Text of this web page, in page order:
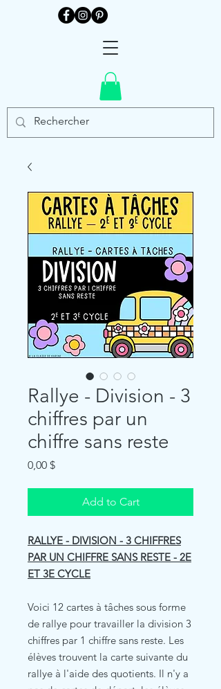
Rallye - Division - 3
chiffres par un
chiffre sans reste
0,00 $Price
Add to Cart
RALLYE - DIVISION - 3 CHIFFRES
PAR UN CHIFFRE SANS RESTE - 2E
ET 3E CYCLE
Voici 12 cartes à tâches sous forme
de rallye pour travailler la division 3
chiffres par 1 chiffre sans reste. Les
élèves trouvent la carte suivante du
rallye à l'aide des quotients. Il n'y a